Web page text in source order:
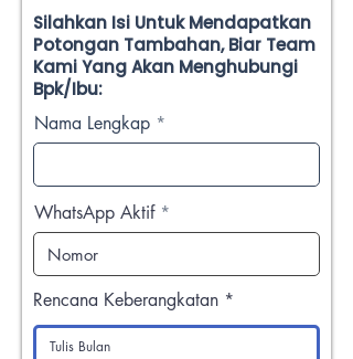
Silahkan Isi Untuk Mendapatkan
Potongan Tambahan, Biar Team
Kami Yang Akan Menghubungi
Bpk/Ibu:
Nama Lengkap
WhatsApp Aktif
Rencana Keberangkatan